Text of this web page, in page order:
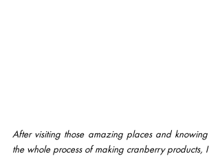
After visiting those amazing places and knowing
the whole process of making cranberry products, I